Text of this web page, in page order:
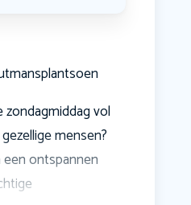
zondagmiddag vol
mensen?
ontspannen